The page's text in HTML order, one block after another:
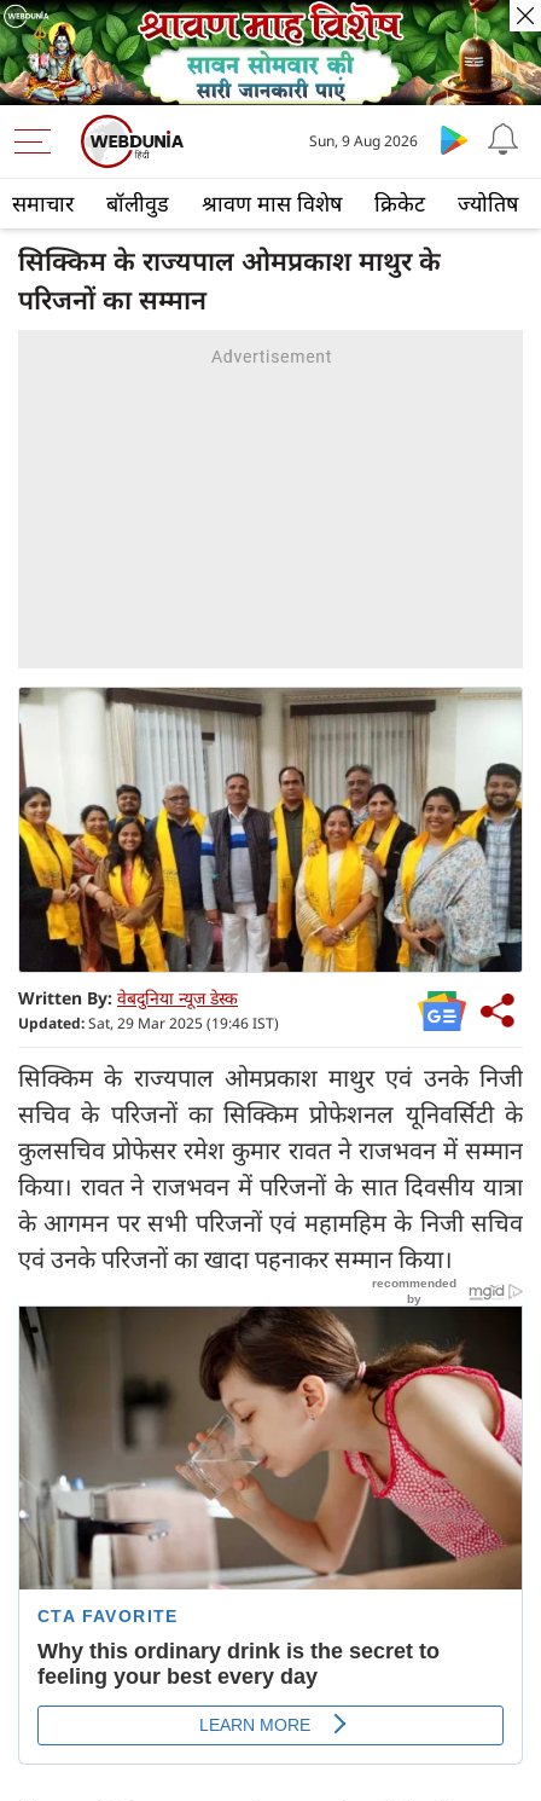
समाचार बॉलीवुड श्रावण मास विशेष क्रिकेट ज्योतिष
Sun, 9 Aug 2026
सिक्किम के राज्यपाल ओमप्रकाश माथुर के
परिजनों का सम्मान
Written By: वेबदुनिया न्यूज डेस्क
Updated:Sat, 29 Mar 2025 (19:46 IST)
सिक्किम के राज्यपाल ओमप्रकाश माथुर एवं उनके निजी
सचिव के परिजनों का सिक्किम प्रोफेशनल यूनिवर्सिटी के
कुलसचिव प्रोफेसर रमेश कुमार रावत ने राजभवन में सम्मान
किया। रावत ने राजभवन में परिजनों के सात दिवसीय यात्रा
के आगमन पर सभी परिजनों एवं महामहिम के निजी सचिव
एवं उनके परिजनों का खादा पहनाकर सम्मान किया।